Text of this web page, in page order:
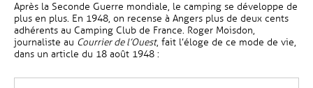
Après la Seconde Guerre mondiale, le camping se développe de
plus en plus. En 1948, on recense à Angers plus de deux cents
adhérents au Camping Club de France. Roger Moisdon,
journaliste au Courrier de l’Ouest, fait l’éloge de ce mode de vie,
dans un article du 18 août 1948 :